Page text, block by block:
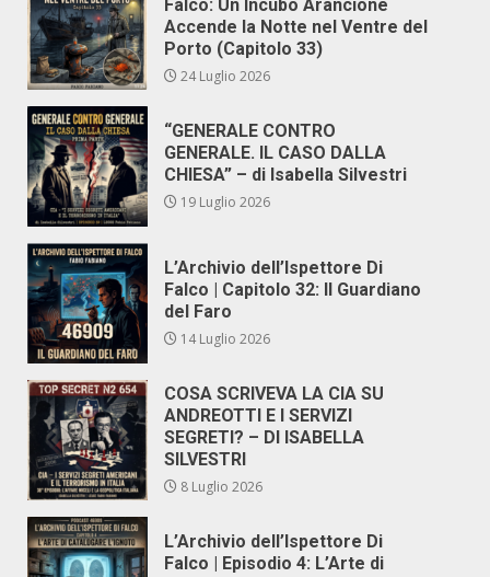
Falco: Un Incubo Arancione
Accende la Notte nel Ventre del
Porto (Capitolo 33)
24 Luglio 2026
“GENERALE CONTRO
GENERALE. IL CASO DALLA
CHIESA” – di Isabella Silvestri
19 Luglio 2026
L’Archivio dell’Ispettore Di
Falco | Capitolo 32: Il Guardiano
del Faro
14 Luglio 2026
COSA SCRIVEVA LA CIA SU
ANDREOTTI E I SERVIZI
SEGRETI? – DI ISABELLA
SILVESTRI
8 Luglio 2026
L’Archivio dell’Ispettore Di
Falco | Episodio 4: L’Arte di